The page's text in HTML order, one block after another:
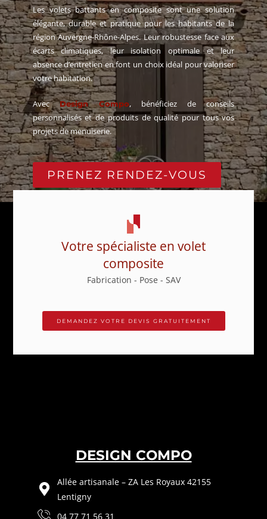
Les volets battants en composite sont une solution
élégante, durable et pratique pour les habitants de la
région Auvergne-Rhône-Alpes. Leur robustesse face aux
écarts climatiques, leur isolation optimale et leur
absence d’entretien en font un choix idéal pour valoriser
votre habitation.
AvecDesign Compo, bénéficiez de conseils
personnalisés et de produits de qualité pour tous vos
projets de menuiserie.
PRENEZ RENDEZ-VOUS
Votre spécialiste en volet
composite
Fabrication - Pose - SAV
DEMANDEZ VOTRE DEVIS GRATUITEMENT
DESIGN COMPO
Allée artisanale – ZA Les Royaux 42155
Lentigny
04 77 71 56 31